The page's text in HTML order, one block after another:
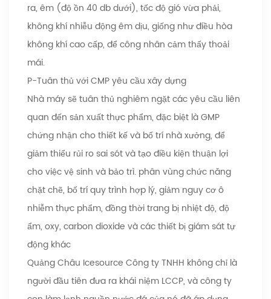
ra, êm (độ ồn 40 db dưới), tốc độ gió vừa phải,
không khí nhiễu động êm dịu, giống như điều hòa
không khí cao cấp, để công nhân cảm thấy thoải
mái.
P-Tuân thủ với CMP yêu cầu xây dựng
Nhà máy sẽ tuân thủ nghiêm ngặt các yêu cầu liên
quan đến sản xuất thực phẩm, đặc biệt là GMP
chứng nhận cho thiết kế và bố trí nhà xưởng, để
giảm thiểu rủi ro sai sót và tạo điều kiện thuận lợi
cho việc vệ sinh và bảo trì. phân vùng chức năng
chặt chẽ, bố trí quy trình hợp lý, giảm nguy cơ ô
nhiễm thực phẩm, đồng thời trang bị nhiệt độ, độ
ẩm, oxy, carbon dioxide và các thiết bị giám sát tự
động khác
Quảng Châu Icesource Công ty TNHH không chỉ là
người đầu tiên đưa ra khái niệm LCCP, và công ty